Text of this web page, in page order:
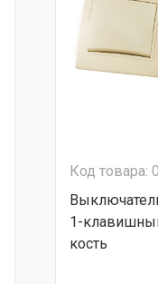
Код товара:
1-
кость